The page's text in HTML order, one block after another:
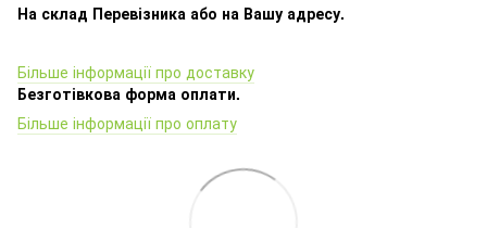
На склад Перевізника або на Вашу адресу.
Більше інформації про доставку
Безготівкова форма оплати.
Більше інформації про оплату